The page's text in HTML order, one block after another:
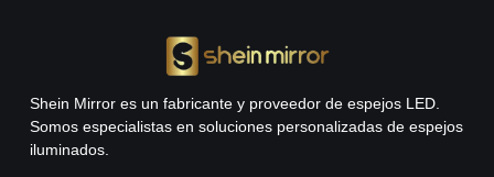
Shein Mirror es un fabricante y proveedor de espejos LED.
Somos especialistas en soluciones personalizadas de espejos
iluminados.